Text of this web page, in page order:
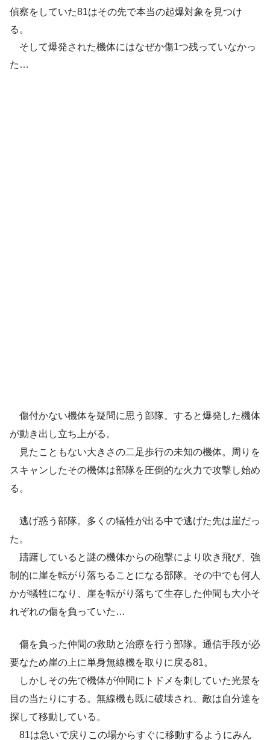
偵察をしていた81はその先で本当の起爆対象を見つけ
る。
そして爆発された機体にはなぜか傷1つ残っていなかっ
た…
傷付かない機体を疑問に思う部隊。すると爆発した機体
が動き出し立ち上がる。
見たこともない大きさの二足歩行の未知の機体。周りを
スキャンしたその機体は部隊を圧倒的な火力で攻撃し始め
る。
逃げ惑う部隊。多くの犠牲が出る中で逃げた先は崖だっ
た。
躊躇していると謎の機体からの砲撃により吹き飛び、強
制的に崖を転がり落ちることになる部隊。その中でも何人
かが犠牲になり、崖を転がり落ちて生存した仲間も大小そ
れぞれの傷を負っていた…
傷を負った仲間の救助と治療を行う部隊。通信手段が必
要なため崖の上に単身無線機を取りに戻る81。
しかしその先で機体が仲間にトドメを刺していた光景を
目の当たりにする。無線機も既に破壊され、敵は自分達を
探して移動している。
81は急いで戻りこの場からすぐに移動するようにみん